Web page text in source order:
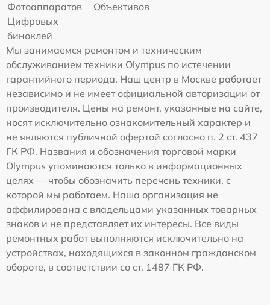
Фотоаппаратов
Объективов
Цифровых
биноклей
Мы занимаемся ремонтом и техническим
обслуживанием техники Olympus по истечении
гарантийного периода. Наш центр в Москве работает
независимо и не имеет официальной авторизации от
производителя. Цены на ремонт, указанные на сайте,
носят исключительно ознакомительный характер и
не являются публичной офертой согласно п. 2 ст. 437
ГК РФ. Названия и обозначения торговой марки
Olympus упоминаются только в информационных
целях — чтобы обозначить перечень техники, с
которой мы работаем. Наша организация не
аффилирована с владельцами указанных товарных
знаков и не представляет их интересы. Все виды
ремонтных работ выполняются исключительно на
устройствах, находящихся в законном гражданском
обороте, в соответствии со ст. 1487 ГК РФ.